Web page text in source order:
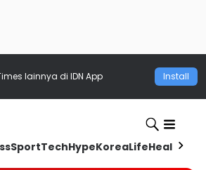
lainnya di IDN App Install
SportTechHypeKoreaLifeHealth